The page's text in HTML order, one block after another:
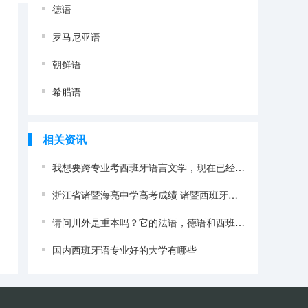
徳语
罗马尼亚语
朝鲜语
希腊语
相关资讯
我想要跨专业考西班牙语言文学，现在已经大三，零基础的西班牙语，有没有可能在1，2年内达到考研标准？（吉林大学 西班牙语系）
浙江省诸暨海亮中学高考成绩 诸暨西班牙语培训：高考西班牙语考试题型
请问川外是重本吗？它的法语，德语和西班牙语专业在全国的排名是多少？
国内西班牙语专业好的大学有哪些